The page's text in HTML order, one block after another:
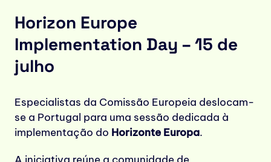
Horizon Europe
Implementation Day – 15 de
julho
Especialistas da Comissão Europeia deslocam-
se a Portugal para uma sessão dedicada à
implementação do Horizonte Europa.
A iniciativa reúne a comunidade de